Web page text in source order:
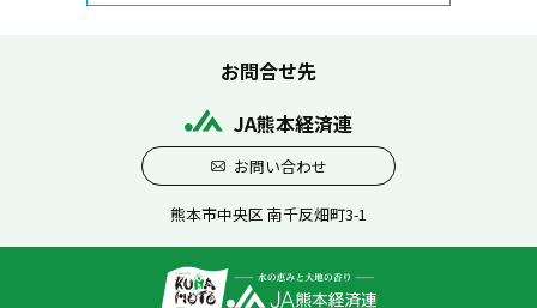
お問合せ先
JA熊本経済連
お問い合わせ
熊本市中央区 南千反畑町3-1